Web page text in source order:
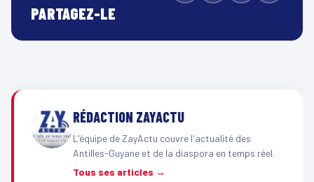
PARTAGEZ-LE
RÉDACTION ZAYACTU
L'équipe de ZayActu couvre l'actualité des
Antilles-Guyane et de la diaspora en temps réel.
Tous ses articles →